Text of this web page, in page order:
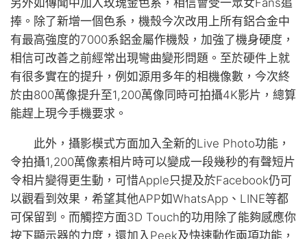
捧。除了新增一個色系，機殼今次改用上所有鋁合金中
有最高強度的7000系鋁金屬作機殼，加強了機身硬度，
相信可改善之前經常出現彎曲變形問題。至於硬件上就
有很多實在的提升，例如源用多年的相機像數，今次終
於由800萬像提升至1,200萬像同時可拍攝4K影片，總算
能趕上現今手機要求。
此外，攝影模式方面加入全新的Live Photo功能，
令拍攝1,200萬像素相片時可以變成一段幾秒的有聲短片
令相片變得更生動，可惜Apple只提及於Facebook仍可
以觀看到效果，希望其他APP如WhatsApp、LINE等都
可保留到。而觸控方面3D Touch的功用除了能夠感應你
按下顯示器的力度，還加入Peek及快速動作兩項功能，